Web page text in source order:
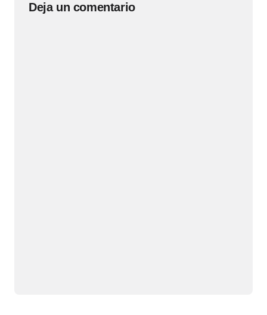
Deja un comentario